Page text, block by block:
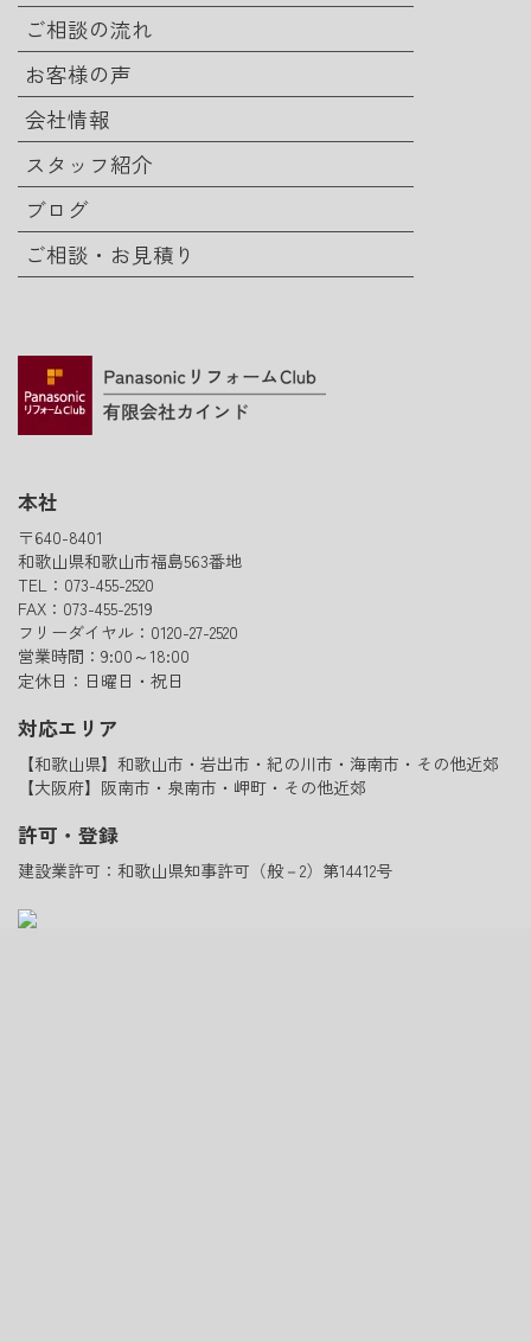
ご相談の流れ
お客様の声
会社情報
スタッフ紹介
ブログ
ご相談・お見積り
本社
〒640-8401
和歌山県和歌山市福島563番地
TEL：073-455-2520
FAX：073-455-2519
フリーダイヤル：0120-27-2520
営業時間：9:00～18:00
定休日：日曜日・祝日
対応エリア
【和歌山県】和歌山市・岩出市・紀の川市・海南市・その他近郊
【大阪府】阪南市・泉南市・岬町・その他近郊
許可・登録
建設業許可：和歌山県知事許可（般－2）第14412号